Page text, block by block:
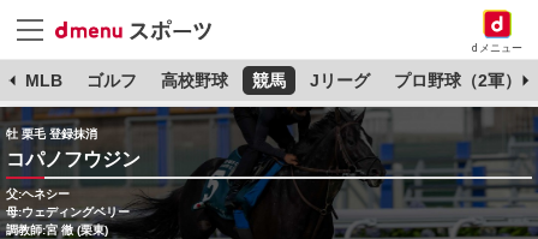
dメニュー
MLB ゴルフ 高校野球 競馬 Jリーグ プロ野球（2軍）
牡 栗毛 登録抹消
コパノフウジン
父:ヘネシー
母:ウェディングベリー
調教師:宮 徹 (栗東)